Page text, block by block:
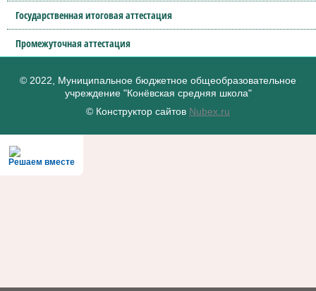
Государственная итоговая аттестация
Промежуточная аттестация
© 2022, Муниципальное бюджетное общеобразовательное
учреждение "Конёвская средняя школа"
© Конструктор сайтов Nubex.ru
Решаем вместе